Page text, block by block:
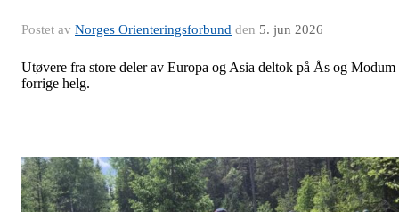
Postet av Norges Orienteringsforbund den 5. jun 2026
Utøvere fra store deler av Europa og Asia deltok på Ås og Modum
forrige helg.